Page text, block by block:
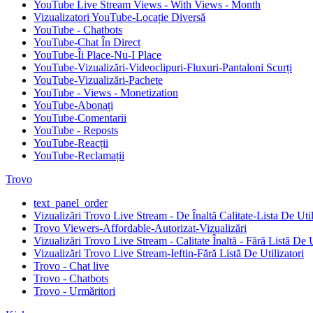
YouTube Live Stream Views - With Views - Month
Vizualizatori YouTube-Locație Diversă
YouTube - Chatbots
YouTube-Chat În Direct
YouTube-Îi Place-Nu-I Place
YouTube-Vizualizări-Videoclipuri-Fluxuri-Pantaloni Scurți
YouTube-Vizualizări-Pachete
YouTube - Views - Monetization
YouTube-Abonați
YouTube-Comentarii
YouTube - Reposts
YouTube-Reacții
YouTube-Reclamații
Trovo
text_panel_order
Vizualizări Trovo Live Stream - De Înaltă Calitate-Lista De
Trovo Viewers-Affordable-Autorizat-Vizualizări
Vizualizări Trovo Live Stream - Calitate Înaltă - Fără Listă De
Vizualizări Trovo Live Stream-Ieftin-Fără Listă De Utilizatori
Trovo - Chat live
Trovo - Chatbots
Trovo - Urmăritori